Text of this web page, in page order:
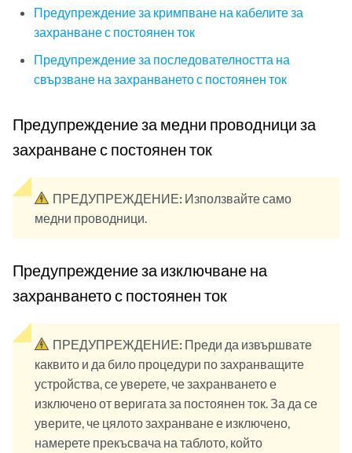
Предупреждение за кримпване на кабелите за
захранване с постоянен ток
Предупреждение за последователността на
свързване на захранването с постоянен ток
Предупреждение за медни проводници за
захранване с постоянен ток
ПРЕДУПРЕЖДЕНИЕ: Използвайте само
медни проводници.
Предупреждение за изключване на
захранването с постоянен ток
ПРЕДУПРЕЖДЕНИЕ: Преди да извършвате
каквито и да било процедури по захранващите
устройства, се уверете, че захранването е
изключено от веригата за постоянен ток. За да се
уверите, че цялото захранване е изключено,
намерете прекъсвача на таблото, който